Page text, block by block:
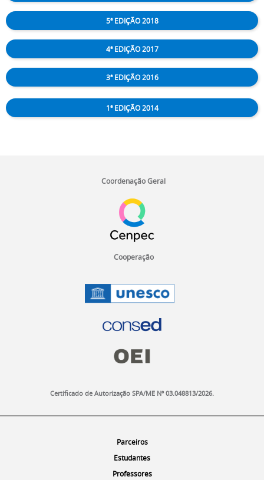
5ª EDIÇÃO 2018
4ª EDIÇÃO 2017
3ª EDIÇÃO 2016
1ª EDIÇÃO 2014
Coordenação Geral
Cooperação
Certificado de Autorização SPA/ME Nº 03.048813/2026.
Parceiros
Estudantes
Professores